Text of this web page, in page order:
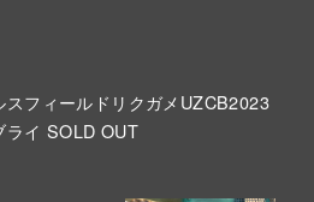
スフィールドリクガメUZCB2023
ライ SOLD OUT